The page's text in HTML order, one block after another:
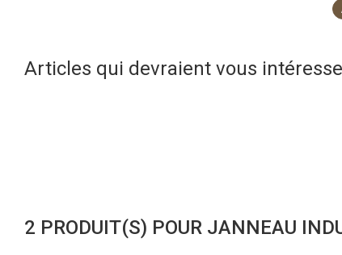
Articles qui devraient vous
2 PRODUIT(S) POUR JANNEAU